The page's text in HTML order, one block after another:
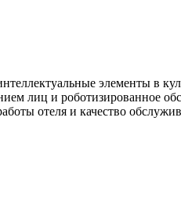
элементы в
лиц и роботизированное
отеля и качество